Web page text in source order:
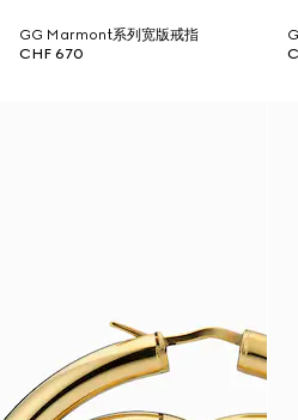
GG Marmont系列宽版戒指
CHF 670